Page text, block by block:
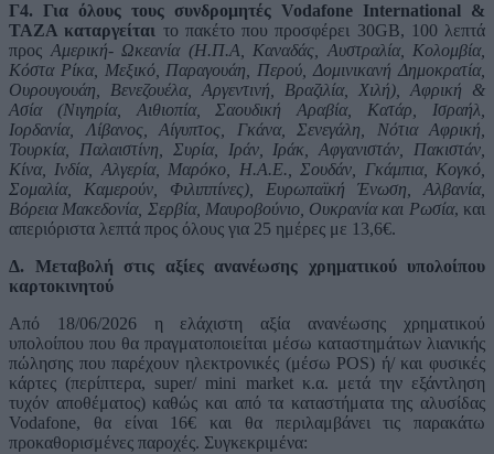
Γ4. Για όλους τους συνδρομητές Vodafone International &
TAZA καταργείται το πακέτο που προσφέρει 30GB, 100 λεπτά
προςΑμερική- Ωκεανία (Η.Π.Α, Καναδάς, Αυστραλία, Κολομβία,
Κόστα Ρίκα, Μεξικό, Παραγουάη, Περού, Δομινικανή Δημοκρατία,
Ουρουγουάη, Βενεζουέλα, Αργεντινή, Βραζιλία, Χιλή), Αφρική &
Ασία (Νιγηρία, Αιθιοπία, Σαουδική Αραβία, Κατάρ, Ισραήλ,
Ιορδανία, Λίβανος, Αίγυπτος, Γκάνα, Σενεγάλη, Νότια Αφρική,
Τουρκία, Παλαιστίνη, Συρία, Ιράν, Ιράκ, Αφγανιστάν, Πακιστάν,
Κίνα, Ινδία, Αλγερία, Μαρόκο, Η.Α.Ε., Σουδάν, Γκάμπια, Κογκό,
Σομαλία, Καμερούν, Φιλιππίνες), Ευρωπαϊκή Ένωση, Αλβανία,
Βόρεια Μακεδονία, Σερβία, Μαυροβούνιο, Ουκρανία και Ρωσία, και
απεριόριστα λεπτά προς όλους για 25 ημέρες με 13,6€.
Δ. Μεταβολή στις αξίες ανανέωσης χρηματικού υπολοίπου
καρτοκινητού
Από 18/06/2026 η ελάχιστη αξία ανανέωσης χρηματικού
υπολοίπου που θα πραγματοποιείται μέσω καταστημάτων λιανικής
πώλησης που παρέχουν ηλεκτρονικές (μέσω POS) ή/ και φυσικές
κάρτες (περίπτερα, super/ mini market κ.α. μετά την εξάντληση
τυχόν αποθέματος) καθώς και από τα καταστήματα της αλυσίδας
Vodafone, θα είναι 16€ και θα περιλαμβάνει τις παρακάτω
προκαθορισμένες παροχές. Συγκεκριμένα: